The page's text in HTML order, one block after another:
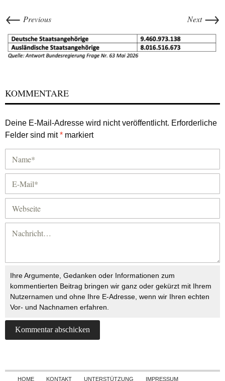
← Previous Next →
KOMMENTARE
Deine E-Mail-Adresse wird nicht veröffentlicht. Erforderliche
Felder sind mit* markiert
Ihre Argumente, Gedanken oder Informationen zum
kommentierten Beitrag bringen wir ganz oder gekürzt mit Ihrem
Nutzernamen und ohne Ihre E-Adresse, wenn wir Ihren echten
Vor- und Nachnamen erfahren.
Skip to content
HOME KONTAKT UNTERSTÜTZUNG IMPRESSUM